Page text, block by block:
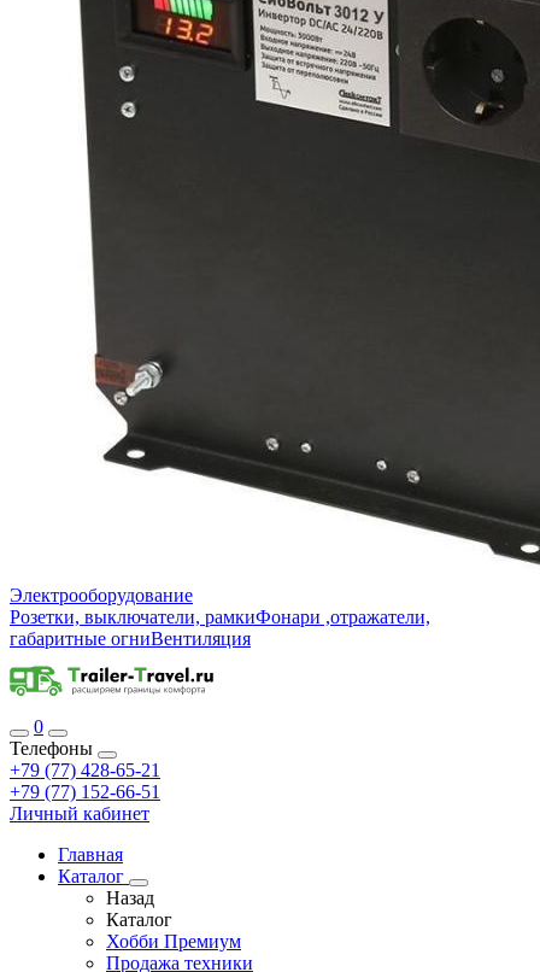
Электрооборудование
Розетки, выключатели, рамкиФонари ,отражатели,
габаритные огниВентиляция
0
Телефоны
+79 (77) 428-65-21
+79 (77) 152-66-51
Личный кабинет
Главная
Каталог
Назад
Каталог
Хобби Премиум
Продажа техники